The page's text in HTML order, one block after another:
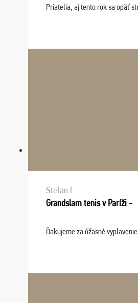
Priatelia, aj tento rok sa opäť
Stefan I.
Grandslam tenis v Paríži -
Ďakujeme za úžasné